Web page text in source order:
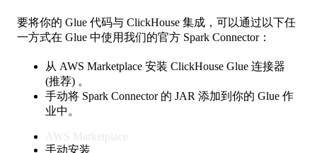
要将你的 Glue 代码与 ClickHouse 集成，可以通过以下任
一方式在 Glue 中使用我们的官方 Spark Connector：
从 AWS Marketplace 安装 ClickHouse Glue 连接器
(推荐) 。
手动将 Spark Connector 的 JAR 添加到你的 Glue 作
业中。
AWS Marketplace
手动安装